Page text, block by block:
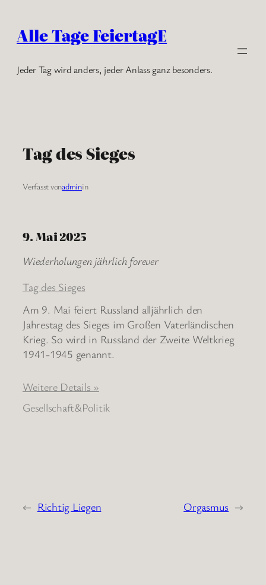
Inhalt
springen
Alle Tage FeiertagE
Jeder Tag wird anders, jeder Anlass ganz besonders.
Tag des Sieges
Verfasst vonadminin
9. Mai 2025
Wiederholungen jährlich forever
Tag des Sieges
Am 9. Mai feiert Russland alljährlich den
Jahrestag des Sieges im Großen Vaterländischen
Krieg. So wird in Russland der Zweite Weltkrieg
1941-1945 genannt.
Weitere Details »
Gesellschaft&Politik
← Richtig Liegen Orgasmus →